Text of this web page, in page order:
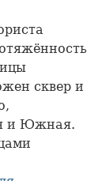
сквер и
и Южная.